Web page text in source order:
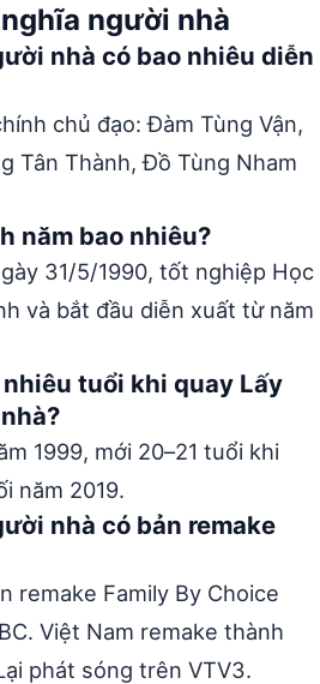
người nhà
nhà có bao nhiêu diễn
chủ đạo: Đàm Tùng Vận,
Tân Thành, Đồ Tùng Nham
năm bao nhiêu?
31/5/1990, tốt nghiệp Học
và bắt đầu diễn xuất từ năm
tuổi khi quay Lấy
1999, mới 20–21 tuổi khi
năm 2019.
nhà có bản remake
remake Family By Choice
Việt Nam remake thành
phát sóng trên VTV3.